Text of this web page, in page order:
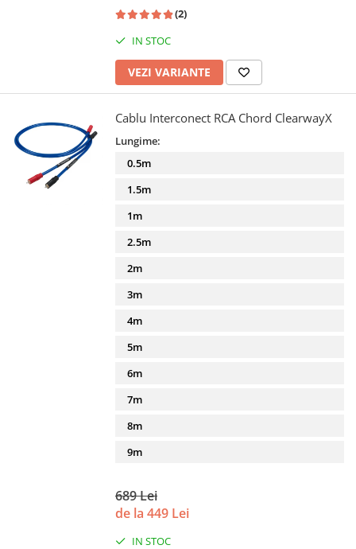
(2)
IN STOC
VEZI VARIANTE
Cablu Interconect RCA Chord ClearwayX
Lungime:
0.5m
1.5m
1m
2.5m
2m
3m
4m
5m
6m
7m
8m
9m
689 Lei
de la 449 Lei
IN STOC